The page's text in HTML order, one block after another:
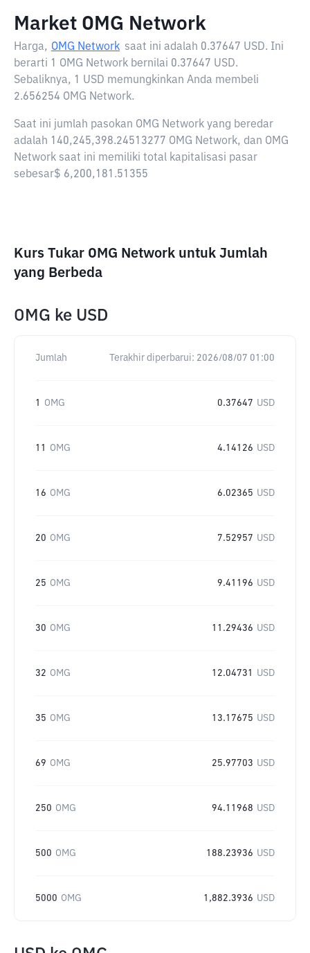
Market OMG Network
Harga, OMG Network saat ini adalah 0.37647 USD. Ini
berarti 1 OMG Network bernilai 0.37647 USD.
Sebaliknya, 1 USD memungkinkan Anda membeli
2.656254 OMG Network.
Saat ini jumlah pasokan OMG Network yang beredar
adalah 140,245,398.24513277 OMG Network, dan OMG
Network saat ini memiliki total kapitalisasi pasar
sebesar$ 6,200,181.51355
Kurs Tukar OMG Network untuk Jumlah
yang Berbeda
OMG ke USD
Jumlah Terakhir diperbarui: 2026/08/07 01:00
1 OMG 0.37647 USD
11 OMG 4.14126 USD
16 OMG 6.02365 USD
20 OMG 7.52957 USD
25 OMG 9.41196 USD
30 OMG 11.29436 USD
32 OMG 12.04731 USD
35 OMG 13.17675 USD
69 OMG 25.97703 USD
250 OMG 94.11968 USD
500 OMG 188.23936 USD
5000 OMG 1,882.3936 USD